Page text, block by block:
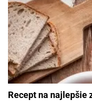
Recept na najlepšie